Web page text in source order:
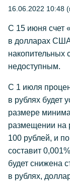
16.06.2022 10:48
С 15 июня счет
в долларах
накопительных
недоступным.
С 1 июля
в рублях будет
размере
размещении на
100 рублей, и
составит
будет снижена
в рублях,